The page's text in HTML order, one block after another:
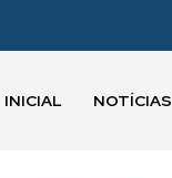
INICIAL NOTÍCIAS